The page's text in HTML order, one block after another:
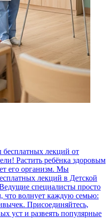
лекций от
Растить ребёнка здоровым
его организм. Мы
лекций в Детской
специалисты просто
что волнует каждую семью:
Присоединяйтесь,
уст и развеять популярные